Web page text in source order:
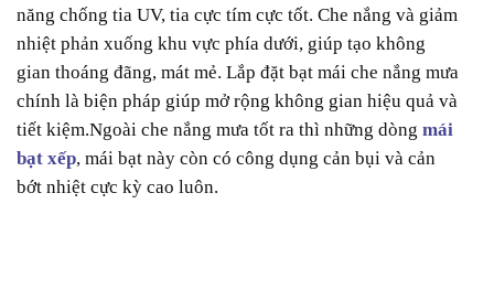
năng chống tia UV, tia cực tím cực tốt. Che nắng và giảm
nhiệt phản xuống khu vực phía dưới, giúp tạo không
gian thoáng đãng, mát mẻ. Lắp đặt bạt mái che nắng mưa
chính là biện pháp giúp mở rộng không gian hiệu quả và
tiết kiệm.Ngoài che nắng mưa tốt ra thì những dòng mái
bạt xếp, mái bạt này còn có công dụng cản bụi và cản
bớt nhiệt cực kỳ cao luôn.